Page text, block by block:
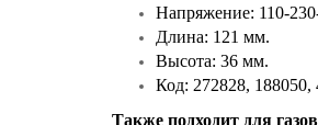
Напряжение: 110-
Длина: 121 мм.
Высота: 36 мм.
Код: 272828, 188050,
Также подходит для